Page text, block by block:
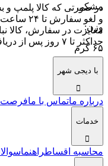
مشکی
وزن:
۶۵ گرم
نوع اتصال:
بی‌سیم
در صورتی که کالا پلمپ و
و لغو
مغایرت در سفارش، کالا
حداکثر تا ۷ روز پس از دریافت، به پشتیبانی اطلاع داده شود.
با دیجی شهر
درباره ماتماس با ما
خدمات
محاسبه اقساطراهنما